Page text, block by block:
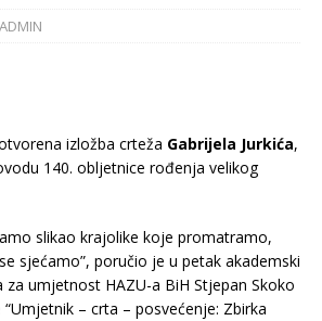
ADMIN
izložba crteža Gabrijela Jurkića,
140. obljetnice rođenja velikog
slikao krajolike koje promatramo,
sjećamo”, poručio je u petak akademski
za umjetnost HAZU-a BiH Stjepan Skoko
– crta – posvećenje: Zbirka